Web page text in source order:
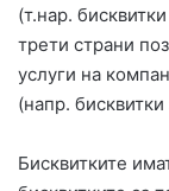
(т.нар.
трети страни
услуги на
(напр.
Бисквитките